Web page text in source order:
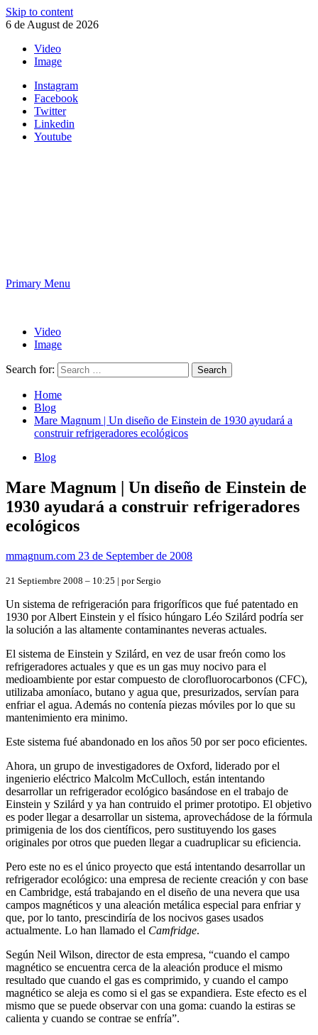
Skip to content
6 de August de 2026
Video
Image
Instagram
Facebook
Twitter
Linkedin
Youtube
Primary Menu
Video
Image
Search for:
Home
Blog
Mare Magnum | Un diseño de Einstein de 1930 ayudará a
construir refrigeradores ecológicos
Blog
Mare Magnum | Un diseño de Einstein de
1930 ayudará a construir refrigeradores
ecológicos
mmagnum.com 23 de September de 2008
21 Septiembre 2008 – 10:25 | por Sergio
Un sistema de refrigeración para frigoríficos que fué patentado en
1930 por Albert Einstein y el físico húngaro Léo Szilárd podría ser
la solución a las altamente contaminantes neveras actuales.
El sistema de Einstein y Szilárd, en vez de usar freón como los
refrigeradores actuales y que es un gas muy nocivo para el
medioambiente por estar compuesto de clorofluorocarbonos (CFC),
utilizaba amoníaco, butano y agua que, presurizados, servían para
enfriar el agua. Además no contenía piezas móviles por lo que su
mantenimiento era minimo.
Este sistema fué abandonado en los años 50 por ser poco eficientes.
Ahora, un grupo de investigadores de Oxford, liderado por el
ingenierio eléctrico Malcolm McCulloch, están intentando
desarrollar un refrigerador ecológico basándose en el trabajo de
Einstein y Szilárd y ya han contruido el primer prototipo. El objetivo
es poder llegar a desarrollar un sistema, aprovechádose de la fórmula
primigenia de los dos científicos, pero sustituyendo los gases
originales por otros que pueden llegar a cuadruplicar su eficiencia.
Pero este no es el único proyecto que está intentando desarrollar un
refrigerador ecológico: una empresa de reciente creación y con base
en Cambridge, está trabajando en el diseño de una nevera que usa
campos magnéticos y una aleación metálica especial para enfriar y
que, por lo tanto, prescindiría de los nocivos gases usados
actualmente. Lo han llamado el Camfridge.
Según Neil Wilson, director de esta empresa, “cuando el campo
magnético se encuentra cerca de la aleación produce el mismo
resultado que cuando el gas es comprimido, y cuando el campo
magnético se aleja es como si el gas se expandiera. Este efecto es el
mismo que se puede observar con una goma: cuando la estiras se
calienta y cuando se contrae se enfría”.